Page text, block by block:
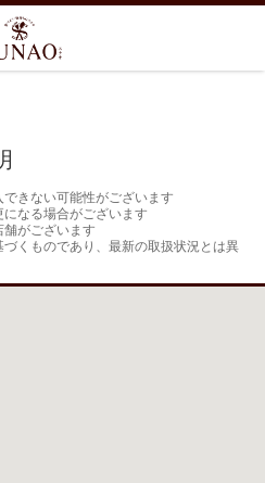
きない可能性がございます
なる場合がございます
がございます
くものであり、最新の取扱状況とは異